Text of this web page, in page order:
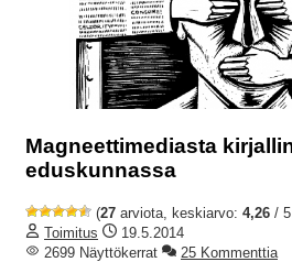
Magneettimediasta
eduskunnassa
(27 arviota, keskiarvo: 4,26 /
Toimitus
19.5.2014
2699 Näyttökerrat
25 Kommenttia